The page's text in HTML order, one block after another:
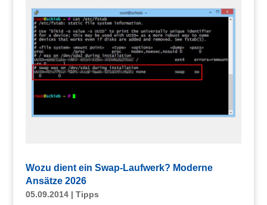
Wozu dient ein Swap-Laufwerk? Moderne
Ansätze 2026
05.09.2014| Tipps